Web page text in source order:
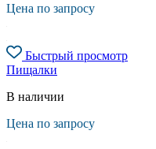
Цена по запросу
Быстрый просмотр
Пищалки
В наличии
Цена по запросу